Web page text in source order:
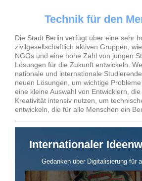
Technik für den
Die Stadt Berlin verfügt über eine sehr
zivilgesellschaftlich aktiven Gruppen,
NGOs und eine hohe Zahl von jungen
Lösungen für die Zukunft entwickeln.
nationale und internationale
neuen Lösungen, um wichtige
eine kleine Auswahl von Entwicklern,
Kreativität intensiv nutzen, um
entwickeln, die für alle Menschen ein
Internationaler
Gedanken über Digitalisierung für